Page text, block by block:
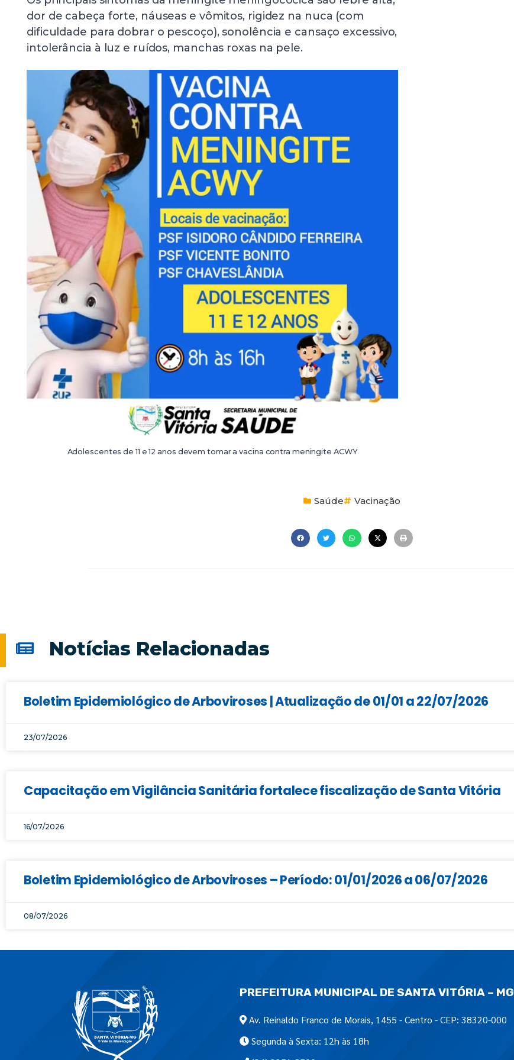
dor de cabeça forte, náuseas e vômitos, rigidez na nuca (com
dificuldade para dobrar o pescoço), sonolência e cansaço excessivo,
intolerância à luz e ruídos, manchas roxas na pele.
Adolescentes de 11 e 12 anos devem tomar a vacina contra meningite ACWY
Saúde Vacinação
Notícias Relacionadas
Boletim Epidemiológico de Arboviroses | Atualização de 01/01 a 22/07/2026
23/07/2026
Capacitação em Vigilância Sanitária fortalece fiscalização de Santa Vitória
16/07/2026
Boletim Epidemiológico de Arboviroses – Período: 01/01/2026 a 06/07/2026
08/07/2026
PREFEITURA MUNICIPAL DE SANTA VITÓRIA – MG
Av. Reinaldo Franco de Morais, 1455 - Centro - CEP: 38320-000
Segunda à Sexta: 12h às 18h